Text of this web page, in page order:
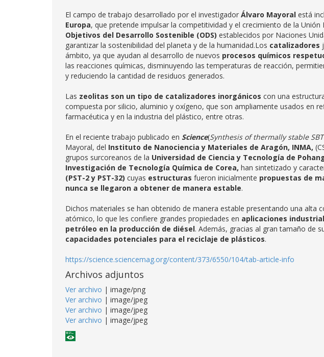
El campo de trabajo desarrollado por el investigador Álvaro Mayoral está
Europa, que pretende impulsar la competitividad y el crecimiento de la Unión
Objetivos del Desarrollo Sostenible (ODS) establecidos por Naciones
garantizar la sostenibilidad del planeta y de la humanidad.Los catalizadores
ámbito, ya que ayudan al desarrollo de nuevos procesos químicos
las reacciones químicas, disminuyendo las temperaturas de reacción,
y reduciendo la cantidad de residuos generados.
Las zeolitas son un tipo de catalizadores inorgánicos con una
compuesta por silicio, aluminio y oxígeno, que son ampliamente usados en
farmacéutica y en la industria del plástico, entre otras.
En el reciente trabajo publicado en Science(Synthesis of thermally stable
Mayoral, del Instituto de Nanociencia y Materiales de Aragón, INMA,
grupos surcoreanos de la Universidad de Ciencia y Tecnología de Pohang
Investigación de Tecnología Química de Corea, han sintetizado y
(PST-2 y PST-32) cuyas estructuras fueron inicialmente propuestas de
nunca se llegaron a obtener de manera estable.
Dichos materiales se han obtenido de manera estable presentando una alta
atómico, lo que les confiere grandes propiedades en aplicaciones
petróleo en la producción de diésel. Además, gracias al gran tamaño de
capacidades potenciales para el reciclaje de plásticos.
https://science.sciencemag.org/content/373/6550/104/tab-article-info
Archivos adjuntos
Ver archivo | image/png
Ver archivo | image/jpeg
Ver archivo | image/jpeg
Ver archivo | image/jpeg